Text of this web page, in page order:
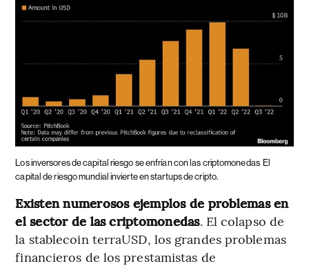
Los inversores de capital riesgo se enfrían con las criptomonedas El
capital de riesgo mundial invierte en startups de cripto.
Existen numerosos ejemplos de problemas en
el sector de las criptomonedas. El colapso de
la stablecoin terraUSD, los grandes problemas
financieros de los prestamistas de